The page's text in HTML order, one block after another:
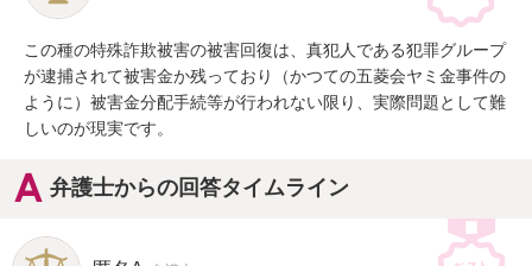
この種の特殊詐欺被害の被害回復は、真犯人である犯罪グループ
が逮捕されて被害金か残っており（かつての五菱会ヤミ金事件の
ように）被害金分配手続等が行われない限り、実際問題として難
しいのが現実です。
弁護士からの回答タイムライン